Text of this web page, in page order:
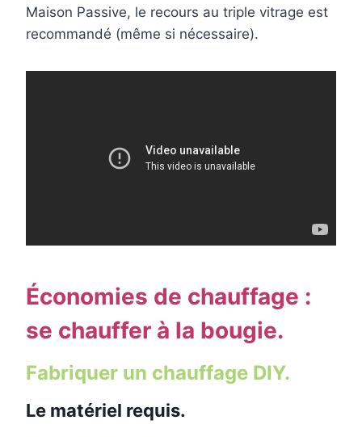
Maison Passive, le recours au triple vitrage est
recommandé (même si nécessaire).
Économies de chauffage :
se chauffer à la bougie.
Fabriquer un chauffage DIY.
Le matériel requis.